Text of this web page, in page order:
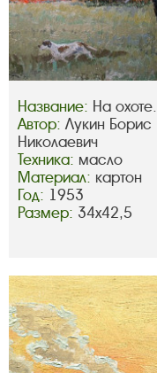
Название: На охоте.
Автор: Лукин Борис
Николаевич
Техника: масло
Материал: картон
Год: 1953
Размер: 34х42,5